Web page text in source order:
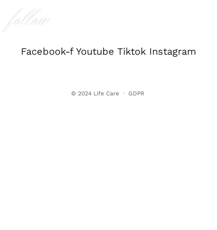
follow
Facebook-f Youtube Tiktok Instagram
© 2024 Life Care· GDPR